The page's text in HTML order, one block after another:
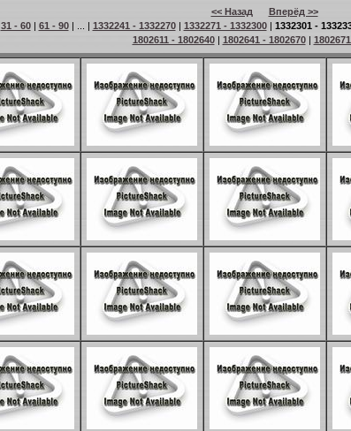
<< Назад
Вперёд >>
31 - 60| 61 - 90| ... | 1332241 - 1332270| 1332271 - 1332300| 1332301 -
1802611 - 1802640| 1802641 - 1802670|